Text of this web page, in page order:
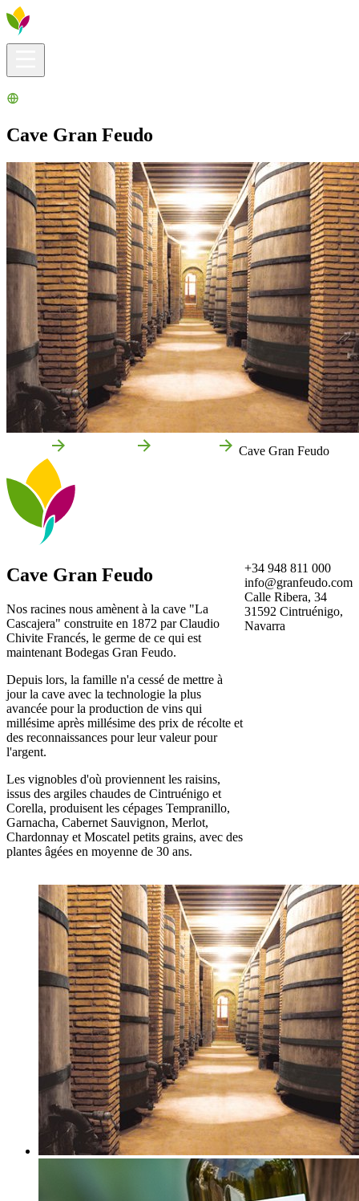
Cave Gran Feudo
Cave Gran Feudo
Cave Gran Feudo
Nos racines nous amènent à la cave "La
Cascajera" construite en 1872 par Claudio
Chivite Francés, le germe de ce qui est
maintenant Bodegas Gran Feudo.
Depuis lors, la famille n'a cessé de mettre à
jour la cave avec la technologie la plus
avancée pour la production de vins qui
millésime après millésime des prix de récolte et
des reconnaissances pour leur valeur pour
l'argent.
Les vignobles d'où proviennent les raisins,
issus des argiles chaudes de Cintruénigo et
Corella, produisent les cépages Tempranillo,
Garnacha, Cabernet Sauvignon, Merlot,
Chardonnay et Moscatel petits grains, avec des
plantes âgées en moyenne de 30 ans.
+34 948 811 000
info@granfeudo.com
Calle Ribera, 34
31592 Cintruénigo,
Navarra